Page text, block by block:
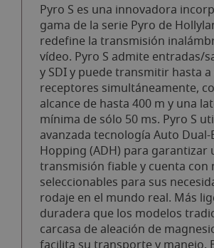
Pyro S es una innovadora
gama de la serie Pyro de
redefine la transmisión
vídeo. Pyro S admite entradas/
y SDI y puede transmitir hasta
receptores simultáneamente,
alcance de hasta 400 m y una
mínima de sólo 50 ms. Pyro S
avanzada tecnología Auto Dual-
Hopping (ADH) para garantizar
transmisión fiable y cuenta con
seleccionables para sus
rodaje en el mundo real. Más
duradera que los modelos
carcasa de aleación de